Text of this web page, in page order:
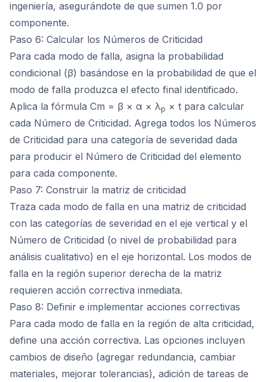
ingeniería, asegurándote de que sumen 1.0 por
componente.
Paso 6: Calcular los Números de Criticidad
Para cada modo de falla, asigna la probabilidad
condicional (β) basándose en la probabilidad de que el
modo de falla produzca el efecto final identificado.
Aplica la fórmula Cm = β × α × λp × t para calcular
cada Número de Criticidad. Agrega todos los Números
de Criticidad para una categoría de severidad dada
para producir el Número de Criticidad del elemento
para cada componente.
Paso 7: Construir la matriz de criticidad
Traza cada modo de falla en una matriz de criticidad
con las categorías de severidad en el eje vertical y el
Número de Criticidad (o nivel de probabilidad para
análisis cualitativo) en el eje horizontal. Los modos de
falla en la región superior derecha de la matriz
requieren acción correctiva inmediata.
Paso 8: Definir e implementar acciones correctivas
Para cada modo de falla en la región de alta criticidad,
define una acción correctiva. Las opciones incluyen
cambios de diseño (agregar redundancia, cambiar
materiales, mejorar tolerancias), adición de tareas de